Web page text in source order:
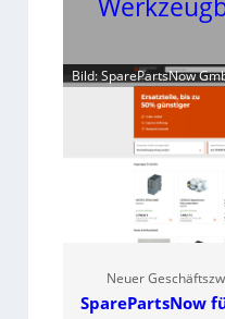
Bild: SparePartsNow
Neuer
SparePartsNow